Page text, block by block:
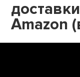
Amazon